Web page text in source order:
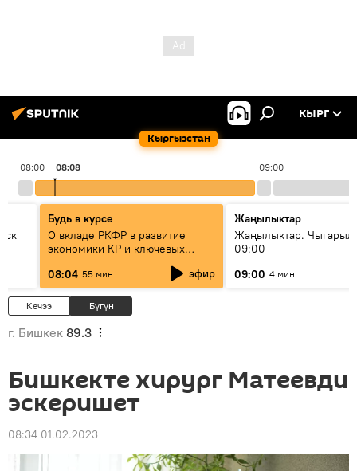
Кыргызстан
КЫРГ
08:00 09:00
08:08
Будь в курсе
О вкладе РКФР в развитие
экономики КР и ключевых
08:04 55 мин эфир
Жаңылыктар
Жаңылыктар.
09:00
09:00 4 мин
Кечээ Бүгүн
г. Бишкек 89.3
Бишкекте хирург Матеевди
эскеришет
08:34 01.02.2023